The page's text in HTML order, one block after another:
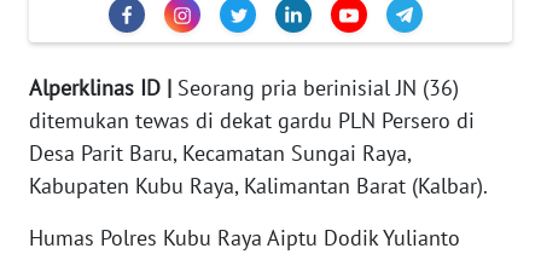
Alperklinas ID | Seorang pria berinisial JN (36)
ditemukan tewas di dekat gardu PLN Persero di
Desa Parit Baru, Kecamatan Sungai Raya,
Kabupaten Kubu Raya, Kalimantan Barat (Kalbar).
Humas Polres Kubu Raya Aiptu Dodik Yulianto
PEDOMAN
SIBER
REDAKSI
KARIR